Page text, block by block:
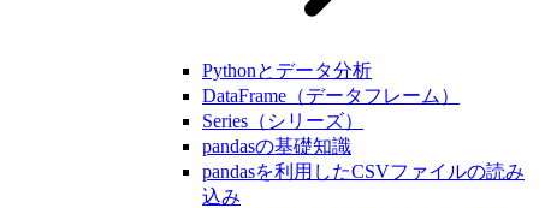
Pythonとデータ分析
DataFrame（データフレーム）
Series（シリーズ）
pandasの基礎知識
pandasを利用したCSVファイルの読み
込み